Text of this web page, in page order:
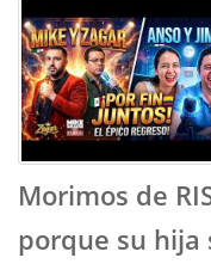
Morimos de
porque su hija